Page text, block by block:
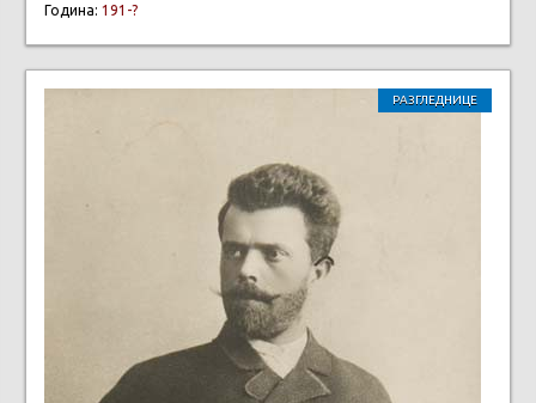
Година: 191-?
РАЗГЛЕДНИЦЕ